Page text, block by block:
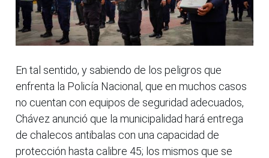
En tal sentido, y sabiendo de los peligros que
enfrenta la Policía Nacional, que en muchos casos
no cuentan con equipos de seguridad adecuados,
Chávez anunció que la municipalidad hará entrega
de chalecos antibalas con una capacidad de
protección hasta calibre 45; los mismos que se